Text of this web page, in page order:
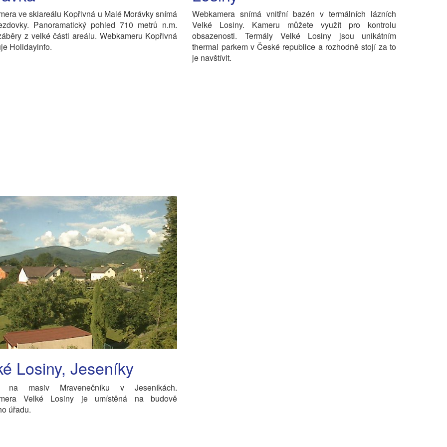
ve skiareálu Kopřivná u Malé Morávky snímá
Panoramatický pohled 710 metrů n.m.
z velké části areálu. Webkameru Kopřivná
Holidayinfo.
Webkamera snímá vnitřní bazén v termálních lázních
Velké Losiny. Kameru můžete využít pro kontrolu
obsazenosti. Termály Velké Losiny jsou unikátním
thermal parkem v České republice a rozhodně stojí za to
je navštívit.
Losiny, Jeseníky
na masiv Mravenečníku v Jeseníkách.
Velké Losiny je umístěná na budově
úřadu.